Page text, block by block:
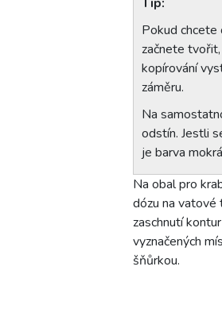
Pokud
začnete
kopírování
záměru.
Na
odstín. Jestli
je barva
Na obal pro
dózu na vatové
zaschnutí
vyznačených
šňůrkou.